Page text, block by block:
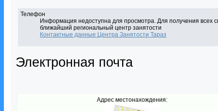
Телефон
Информация недоступна для просмотра. Для получения всех
ближайший региональный центр занятости
Контактные данные Центра Занятости Тараз
Электронная почта
Адрес местонахождения: